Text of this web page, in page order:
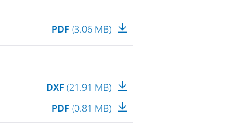
PDF (3.06 MB)
DXF (21.91 MB)
PDF (0.81 MB)